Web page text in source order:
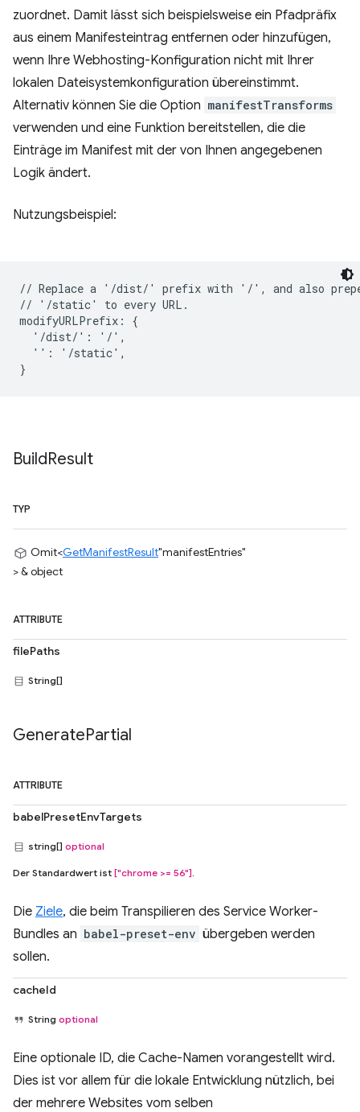
zuordnet. Damit lässt sich beispielsweise ein Pfadpräfix
aus einem Manifesteintrag entfernen oder hinzufügen,
wenn Ihre Webhosting-Konfiguration nicht mit Ihrer
lokalen Dateisystemkonfiguration übereinstimmt.
Alternativ können Sie die Option manifestTransforms
verwenden und eine Funktion bereitstellen, die die
Einträge im Manifest mit der von Ihnen angegebenen
Logik ändert.
Nutzungsbeispiel:
// Replace a '/dist/' prefix with '/', and also
// '/static' to every URL.
modifyURLPrefix: {
  '/dist/': '/',
  '': '/static',
BuildResult
TYP
Omit<GetManifestResult"manifestEntries"
> & object
ATTRIBUTE
filePaths
String[]
GeneratePartial
ATTRIBUTE
babelPresetEnvTargets
string[] optional
Der Standardwert ist ["chrome >= 56"].
Die Ziele, die beim Transpilieren des Service Worker-
Bundles an babel-preset-env übergeben werden
sollen.
cacheId
String optional
Eine optionale ID, die Cache-Namen vorangestellt wird.
Dies ist vor allem für die lokale Entwicklung nützlich, bei
der mehrere Websites vom selben